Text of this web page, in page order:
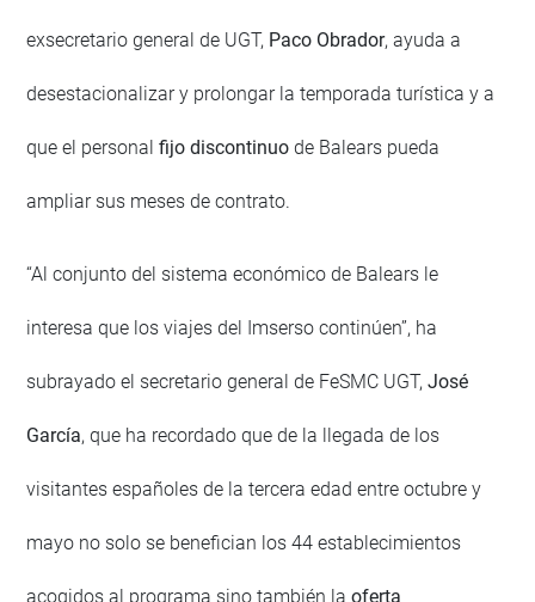
exsecretario general de UGT, Paco Obrador, ayuda a
desestacionalizar y prolongar la temporada turística y a
que el personalfijo discontinuo de Balears pueda
ampliar sus meses de contrato.
“Al conjunto del sistema económico de Balears le
interesa que los viajes del Imserso continúen”, ha
subrayado el secretario general de FeSMC UGT,José
García, que ha recordado que de la llegada de los
visitantes españoles de la tercera edad entre octubre y
mayo no solo se benefician los 44 establecimientos
acogidos al programa sino también laoferta